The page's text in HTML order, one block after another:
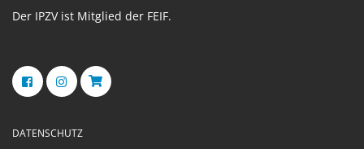
Der IPZV ist Mitglied der FEIF.
DATENSCHUTZ